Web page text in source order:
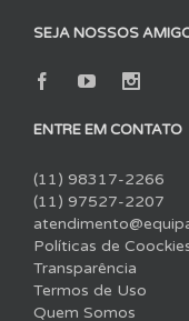
SEJA NOSSOS
ENTRE EM CONTATO
(11) 98317-2266
(11) 97527-2207
Políticas de
Transparência
Termos de Uso
Quem Somos